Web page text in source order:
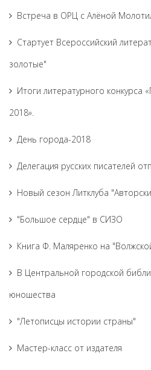
Встреча в ОРЦ с Алёной
Cтартует Всероссийский
золотые"
Итоги литературного конкурса
2018».
День города-2018
Делегация русских писателей
Новый сезон Литклуба
"Большое сердце" в СИЗО
Книга Ф. Маляренко на
В Центральной городской
юношества
"Летописцы истории страны"
Мастер-класс от издателя